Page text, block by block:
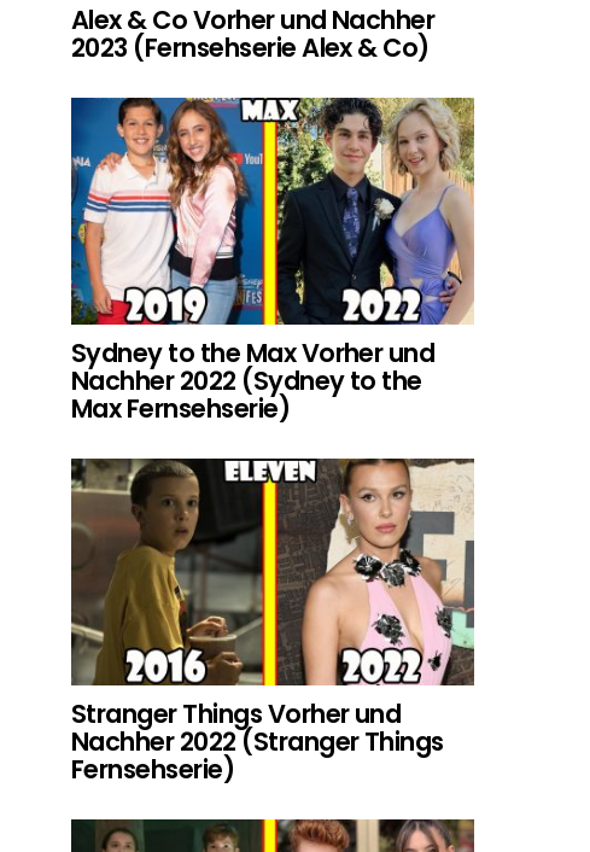
Alex & Co Vorher und Nachher
2023 (Fernsehserie Alex & Co)
Sydney to the Max Vorher und
Nachher 2022 (Sydney to the
Max Fernsehserie)
Stranger Things Vorher und
Nachher 2022 (Stranger Things
Fernsehserie)